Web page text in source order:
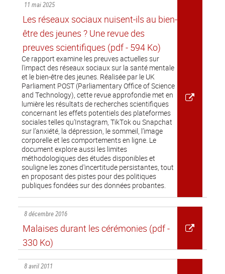
11 mai 2025
Les réseaux sociaux nuisent-ils au bien-
être des jeunes ? Une revue des
preuves scientifiques (pdf - 594 Ko)
Ce rapport examine les preuves actuelles sur
l’impact des réseaux sociaux sur la santé mentale
et le bien-être des jeunes. Réalisée par le UK
Parliament POST (Parliamentary Office of Science
and Technology), cette revue approfondie met en
lumière les résultats de recherches scientifiques
concernant les effets potentiels des plateformes
sociales telles qu’Instagram, TikTok ou Snapchat
sur l’anxiété, la dépression, le sommeil, l’image
corporelle et les comportements en ligne. Le
document explore aussi les limites
méthodologiques des études disponibles et
souligne les zones d'incertitude persistantes, tout
en proposant des pistes pour des politiques
publiques fondées sur des données probantes.
8 décembre 2016
Malaises durant les cérémonies (pdf -
330 Ko)
8 avril 2011